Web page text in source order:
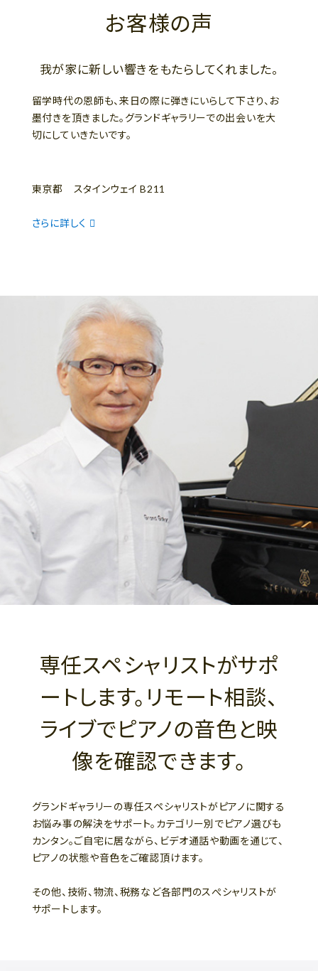
お客様の声
我が家に新しい響きをもたらしてくれました。
留学時代の恩師も、来日の際に弾きにいらして下さり、お
墨付きを頂きました。グランドギャラリーでの出会いを大
切にしていきたいです。
東京都 スタインウェイ B211
さらに詳しく
専任スペシャリストがサポ
ートします。リモート相談、
ライブでピアノの音色と映
像を確認できます。
グランドギャラリーの専任スペシャリストがピアノに関する
お悩み事の解決をサポート。カテゴリー別でピアノ選びも
カンタン。ご自宅に居ながら、ビデオ通話や動画を通じて、
ピアノの状態や音色をご確認頂けます。
その他、技術、物流、税務など各部門のスぺシャリストが
サポートします。